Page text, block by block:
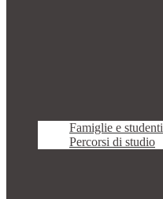
Famiglie e studenti
Percorsi di studio